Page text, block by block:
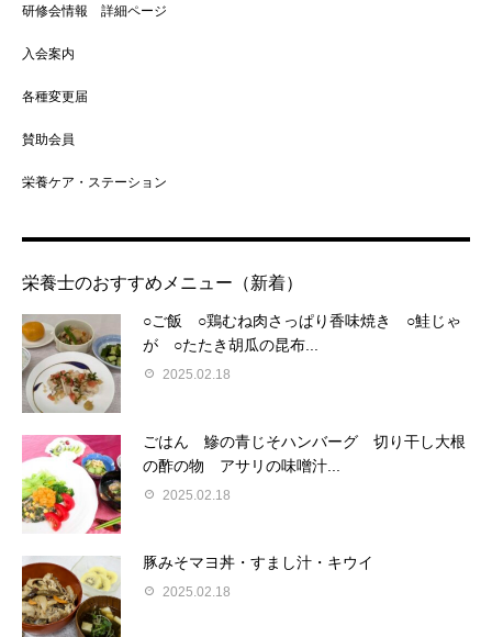
研修会情報 詳細ページ
入会案内
各種変更届
賛助会員
栄養ケア・ステーション
栄養士のおすすめメニュー（新着）
○ご飯 ○鶏むね肉さっぱり香味焼き ○鮭じゃ
が ○たたき胡瓜の昆布...
2025.02.18
ごはん 鰺の青じそハンバーグ 切り干し大根
の酢の物 アサリの味噌汁...
2025.02.18
豚みそマヨ丼・すまし汁・キウイ
2025.02.18